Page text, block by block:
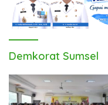
Demkorat Sumsel